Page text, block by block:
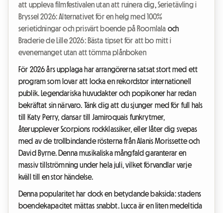
att uppleva filmfestivalen utan att ruinera dig,Serietävling i
Bryssel 2026: Alternativet för en helg med 100%
serietidningar och prisvärt boende på Roomlala och
Braderie de Lille 2026: Bästa tipset för att bo mitt i
evenemanget utan att tömma plånboken
För 2026 års upplaga har arrangörerna satsat stort med ett
program som lovar att locka en rekordstor internationell
publik. Legendariska huvudakter och popikoner har redan
bekräftat sin närvaro. Tänk dig att du sjunger med för full hals
till Katy Perry, dansar till Jamiroquais funkrytmer,
återupplever Scorpions rockklassiker, eller låter dig svepas
med av de trollbindande rösterna från Alanis Morissette och
David Byrne. Denna musikaliska mångfald garanterar en
massiv tillströmning under hela juli, vilket förvandlar varje
kväll till en stor händelse.
Denna popularitet har dock en betydande baksida: stadens
boendekapacitet mättas snabbt. Lucca är en liten medeltida